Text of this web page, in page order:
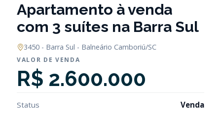
Apartamento à venda
com 3 suítes na Barra Sul
3450 - Barra Sul - Balneário Camboriú/SC
VALOR DE VENDA
R$ 2.600.000
Status Venda